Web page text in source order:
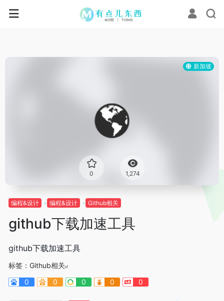
新加坡
0 1,274
编程&设计 编程&设计 Github相关
github下载加速工具
github下载加速工具
标签： Github相关
0
0 0 0 0